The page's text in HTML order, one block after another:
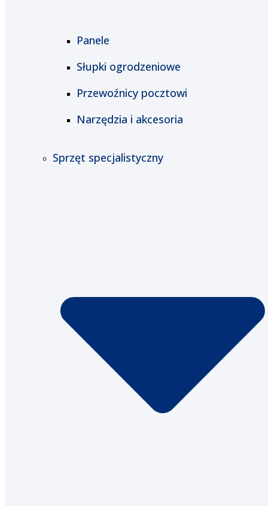
Panele
Słupki ogrodzeniowe
Przewoźnicy pocztowi
Narzędzia i akcesoria
Sprzęt specjalistyczny